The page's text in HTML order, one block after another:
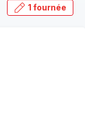
1 fournée